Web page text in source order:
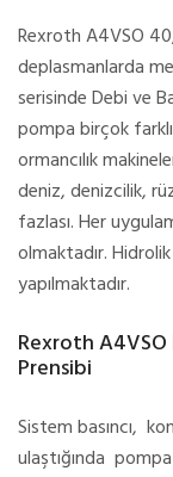
Rexroth A4VSO
deplasmanlarda
serisinde Debi ve
pompa birçok
ormancılık
deniz, denizcilik,
fazlası. Her
olmaktadır.
yapılmaktadır.
Rexroth A4VSO
Prensibi
Sistem basıncı,
ulaştığında